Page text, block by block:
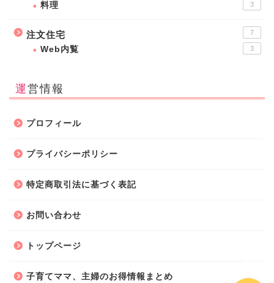
料理 3
注文住宅 7
Web内覧 3
運営情報
プロフィール
プライバシーポリシー
特定商取引法に基づく表記
お問い合わせ
トップページ
子育てママ、主婦のお得情報まとめ